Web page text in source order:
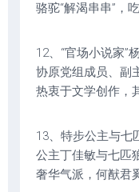
骆驼“解渴串串”，
12、“官场小说家”
协原党组成员、副
热衷于文学创作，
13、特步公主与七
公主丁佳敏与七匹
奢华气派，何猷君